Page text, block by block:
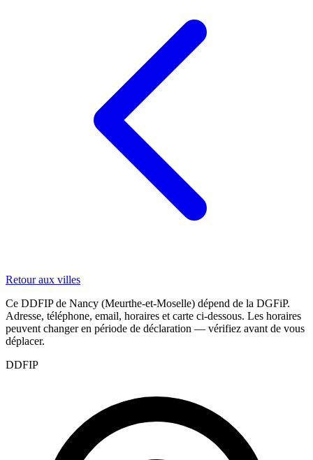
Retour aux villes
Ce DDFIP de Nancy (Meurthe-et-Moselle) dépend de la DGFiP.
Adresse, téléphone, email, horaires et carte ci-dessous. Les horaires
peuvent changer en période de déclaration — vérifiez avant de vous
déplacer.
DDFIP